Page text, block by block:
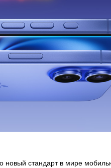
новый стандарт в мире